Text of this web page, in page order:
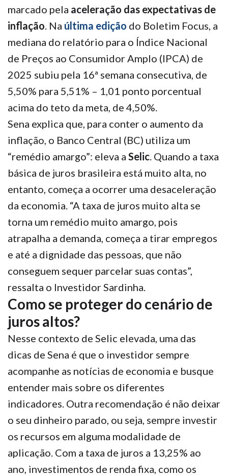
marcado pela aceleração das expectativas de
inflação. Na última edição do Boletim Focus, a
mediana do relatório para o Índice Nacional
de Preços ao Consumidor Amplo (IPCA) de
2025 subiu pela 16ª semana consecutiva, de
5,50% para 5,51% – 1,01 ponto porcentual
acima do teto da meta, de 4,50%.
Sena explica que, para conter o aumento da
inflação, o Banco Central (BC) utiliza um
“remédio amargo”: eleva a Selic. Quando a taxa
básica de juros brasileira está muito alta, no
entanto, começa a ocorrer uma desaceleração
da economia. “A taxa de juros muito alta se
torna um remédio muito amargo, pois
atrapalha a demanda, começa a tirar empregos
e até a dignidade das pessoas, que não
conseguem sequer parcelar suas contas”,
ressalta o Investidor Sardinha.
Como se proteger do cenário de
juros altos?
Nesse contexto de Selic elevada, uma das
dicas de Sena é que o investidor sempre
acompanhe as notícias de economia e busque
entender mais sobre os diferentes
indicadores. Outra recomendação é não deixar
o seu dinheiro parado, ou seja, sempre investir
os recursos em alguma modalidade de
aplicação. Com a taxa de juros a 13,25% ao
ano, investimentos de renda fixa, como os